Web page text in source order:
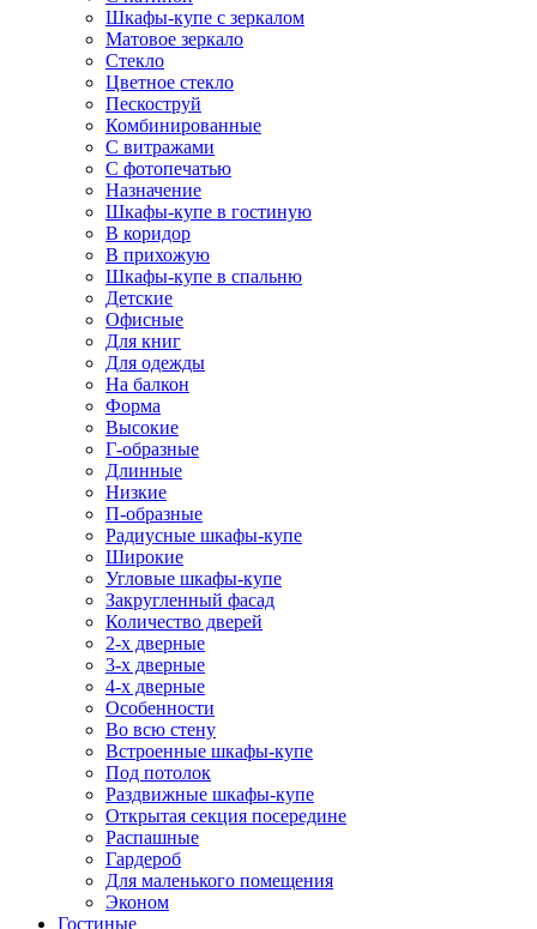
Шкафы-купе с зеркалом
Матовое зеркало
Стекло
Цветное стекло
Пескоструй
Комбинированные
С витражами
С фотопечатью
Назначение
Шкафы-купе в гостиную
В коридор
В прихожую
Шкафы-купе в спальню
Детские
Офисные
Для книг
Для одежды
На балкон
Форма
Высокие
Г-образные
Длинные
Низкие
П-образные
Радиусные шкафы-купе
Широкие
Угловые шкафы-купе
Закругленный фасад
Количество дверей
2-х дверные
3-х дверные
4-х дверные
Особенности
Во всю стену
Встроенные шкафы-купе
Под потолок
Раздвижные шкафы-купе
Открытая секция посередине
Распашные
Гардероб
Для маленького помещения
Эконом
Гостиные